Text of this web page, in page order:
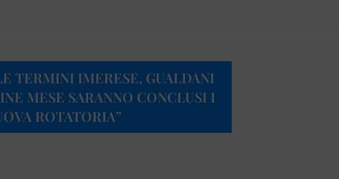
TERMINI IMERESE, GUALDANI
MESE SARANNO CONCLUSI I
ROTATORIA”